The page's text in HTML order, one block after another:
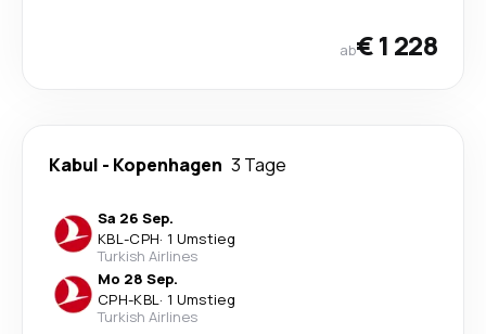
ab€ 1 228
Kabul - Kopenhagen 3 Tage
Sa 26 Sep.
KBL-CPH· 1 Umstieg
Turkish Airlines
Mo 28 Sep.
CPH-KBL· 1 Umstieg
Turkish Airlines